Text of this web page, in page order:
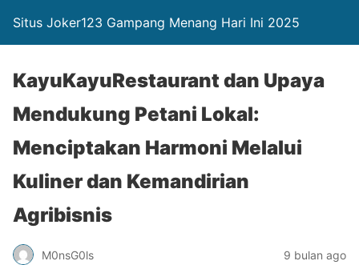
Situs Joker123 Gampang Menang Hari Ini 2025
KayuKayuRestaurant dan Upaya
Mendukung Petani Lokal:
Menciptakan Harmoni Melalui
Kuliner dan Kemandirian
Agribisnis
M0nsG0ls 9 bulan ago